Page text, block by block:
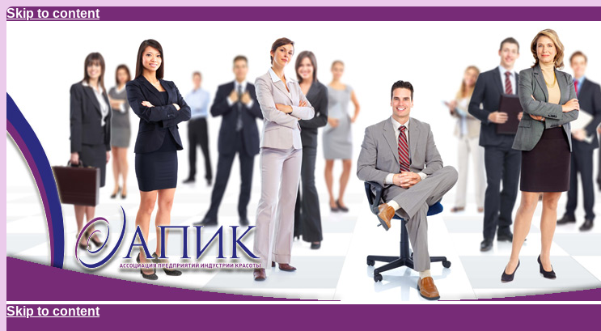
Skip to content
Skip to content